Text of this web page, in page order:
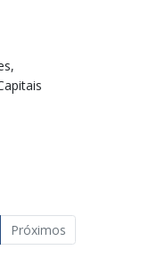
Próximos